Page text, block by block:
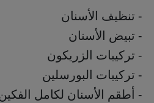
- تنظيف الأسنان
- تبيض الأسنان
- تركيبات الزريكون
- تركيبات البورسلين
- أطقم الأسنان لكامل